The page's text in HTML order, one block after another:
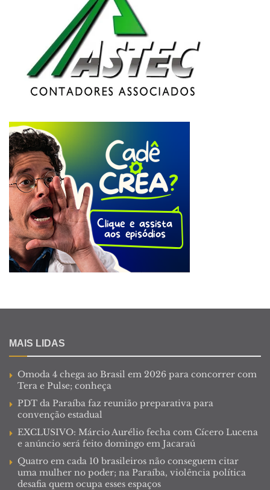
MAIS LIDAS
Omoda 4 chega ao Brasil em 2026 para concorrer com
Tera e Pulse; conheça
PDT da Paraíba faz reunião preparativa para
convenção estadual
EXCLUSIVO: Márcio Aurélio fecha com Cícero Lucena
e anúncio será feito domingo em Jacaraú
Quatro em cada 10 brasileiros não conseguem citar
uma mulher no poder; na Paraíba, violência política
desafia quem ocupa esses espaços